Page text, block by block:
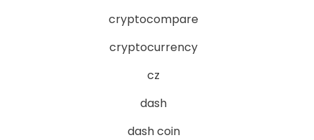
cryptocompare
cryptocurrency
cz
dash
dash coin